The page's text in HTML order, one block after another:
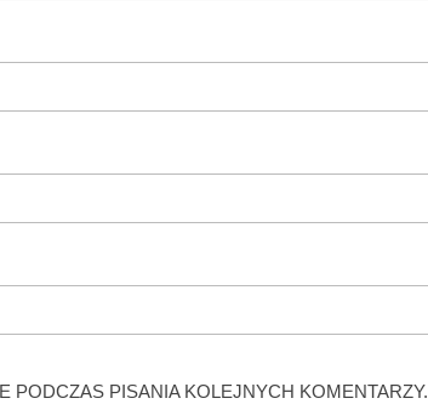
PODCZAS PISANIA KOLEJNYCH KOMENTARZY.